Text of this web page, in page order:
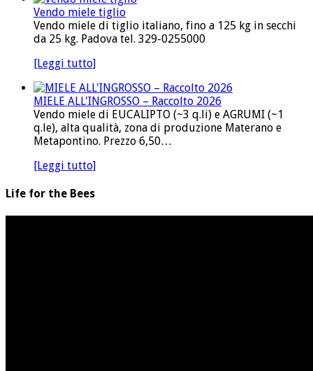
Vendo miele tiglio
Vendo miele di tiglio italiano, fino a 125 kg in secchi
da 25 kg. Padova tel. 329-0255000
[Leggi tutto]
MIELE ALL'INGROSSO – Raccolto 2026
Vendo miele di EUCALIPTO (~3 q.li) e AGRUMI (~1
q.le), alta qualità, zona di produzione Materano e
Metapontino. Prezzo 6,50…
[Leggi tutto]
Life for the Bees